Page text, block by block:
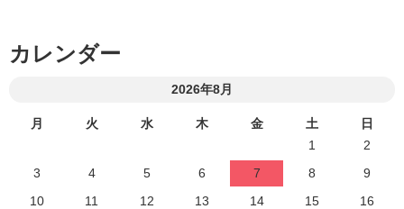
カレンダー
2026年8月
月 火 水 木 金 土
日
1
2
3
4 5 6 7 8
9
10
11 12 13 14 15
16